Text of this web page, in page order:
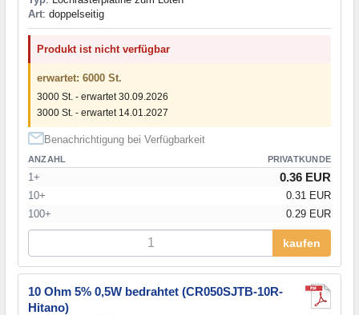
Art: doppelseitig
Produkt ist nicht verfügbar
erwartet: 6000 St.
3000 St. - erwartet 30.09.2026
3000 St. - erwartet 14.01.2027
Benachrichtigung bei Verfügbarkeit
ANZAHL PRIVATKUNDE
1+ 0.36 EUR
10+
0.31 EUR
100+
0.29 EUR
kaufen
10 Ohm 5% 0,5W bedrahtet (CR050SJTB-10R-
Hitano)